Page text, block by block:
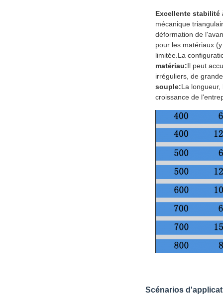
Excellente stabilité
mécanique
déformation de
pour les matériaux
limitée.La
matériau:Il peut
irréguliers, de
souple:La
croissance de
Scénarios